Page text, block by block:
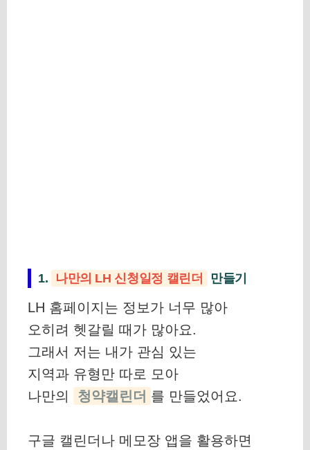
1. 나만의 LH 신청일정 캘린더 만들기
LH 홈페이지는 정보가 너무 많아
오히려 헷갈릴 때가 많아요.
그래서 저는 내가 관심 있는
지역과 유형만 따로 모아
나만의
청약캘린더 를 만들었어요.
구글 캘린더나 메모장 앱을 활용하면